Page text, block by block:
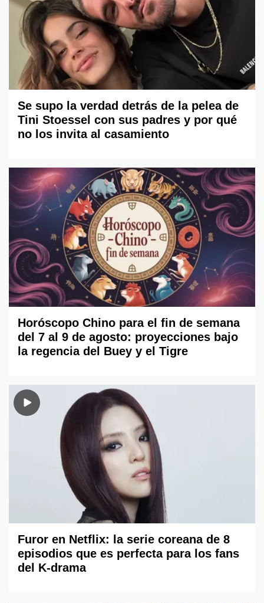
Se supo la verdad detrás de la pelea de
Tini Stoessel con sus padres y por qué
no los invita al casamiento
Horóscopo Chino para el fin de semana
del 7 al 9 de agosto: proyecciones bajo
la regencia del Buey y el Tigre
Furor en Netflix: la serie coreana de 8
episodios que es perfecta para los fans
del K-drama